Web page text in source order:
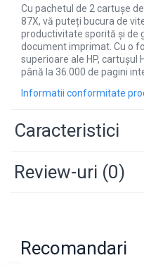
Cu pachetul de 2 cartușe
87X, vă puteți bucura de
productivitate sporită și de
document imprimat. Cu o
superioare ale HP, cartușul
până la 36.000 de pagini
Informatii conformitate
Caracteristici
Review-uri (0)
Recomandari